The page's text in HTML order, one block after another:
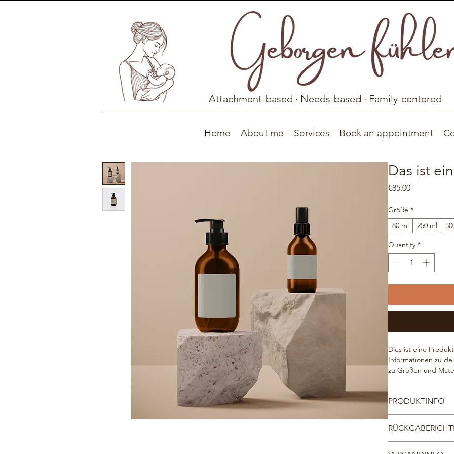
Attachment-based · Needs-based · Family-centered
Home About me Services Book an appointment
Das ist
€85.00Price
Größe *
80 ml
250 ml
Quantity *
Dies ist eine
Informationen zu
zu Größen und
PRODUKTINFO
deinem Produkt
Materialien sowie